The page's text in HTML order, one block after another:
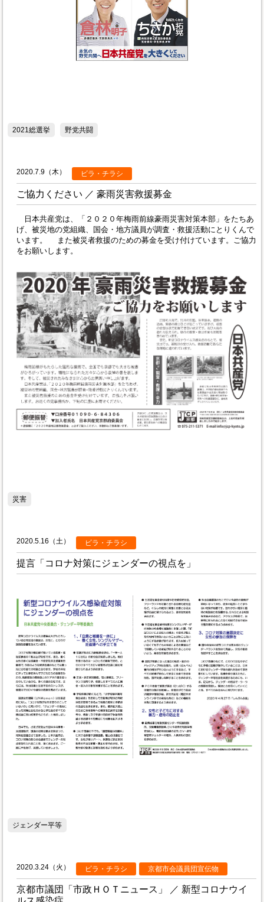
2021総選挙 野党共闘
2020.7.9（木） ビラ・チラシ
ご協力ください ／ 豪雨災害救援募金
日本共産党は、「２０２０年梅雨前線豪雨災害対策本部」をたちあ
げ、被災地の党組織、国会・地方議員が調査・救援活動にとりくんで
います。 また被災者救援のための募金を受け付けています。ご協力
をお願いします。
災害
2020.5.16（土） ビラ・チラシ
提言「コロナ対策にジェンダーの視点を」
ジェンダー平等
2020.3.24（火） ビラ・チラシ 京都市会議員団宣伝物
京都市議団「市政ＨＯＴニュース」 ／ 新型コロナウイ